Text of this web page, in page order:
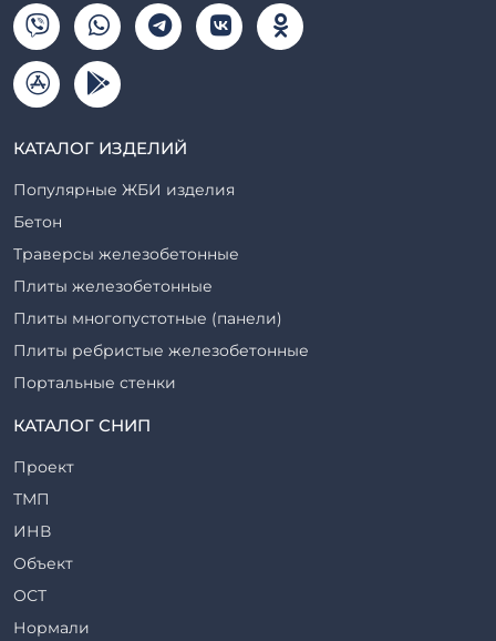
КАТАЛОГ ИЗДЕЛИЙ
Популярные ЖБИ изделия
Бетон
Траверсы железобетонные
Плиты железобетонные
Плиты многопустотные (панели)
Плиты ребристые железобетонные
Портальные стенки
Прогоны железобетонные
Ригели железобетонные
Сваи железобетонные
Стеновые блоки
Стойки железобетонные
Столбы железобетонные
КАТАЛОГ СНИП
Проект
ТМП
ИНВ
Объект
ОСТ
Нормали